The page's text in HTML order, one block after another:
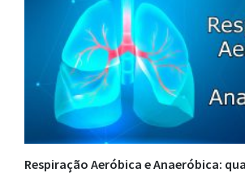
Respiração Aeróbica e Anaeróbica: